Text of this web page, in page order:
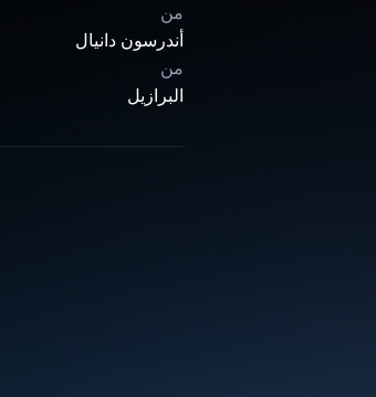
من
أندرسون دانيال
من
البرازيل